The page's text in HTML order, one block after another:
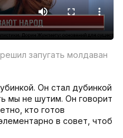
запугать молдаван
Он стал дубинкой
мы не шутим. Он говорит
кто готов
в совет, чтоб